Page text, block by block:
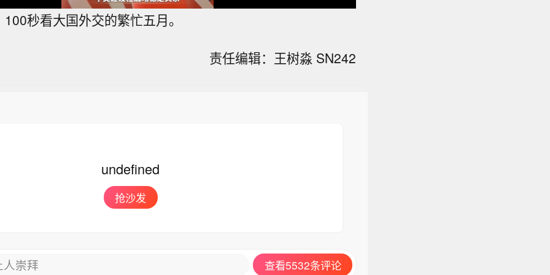
100秒看大国外交的繁忙五月。
责任编辑：王树淼 SN242
undefined
抢沙发
崇拜 查看5532条评论